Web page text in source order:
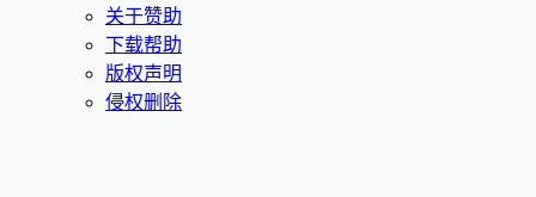
关于赞助
下载帮助
版权声明
侵权删除